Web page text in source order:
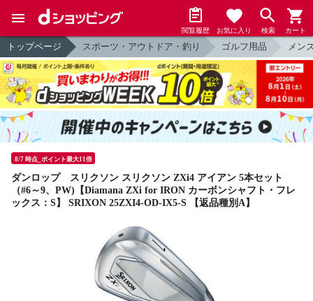
閲覧履歴 お気に入り 検索 カート
トップページ スポーツ・アウトドア・釣り ゴルフ用品 メン
8/7 時点_ポイント最大11倍
ダンロップ スリクソン スリクソン ZXi4 アイアン 5本セット
（#6～9、PW)【Diamana ZXi for IRON カーボンシャフト・フレ
ックス：S】 SRIXON 25ZXI4-OD-IX5-S 【返品種別A】